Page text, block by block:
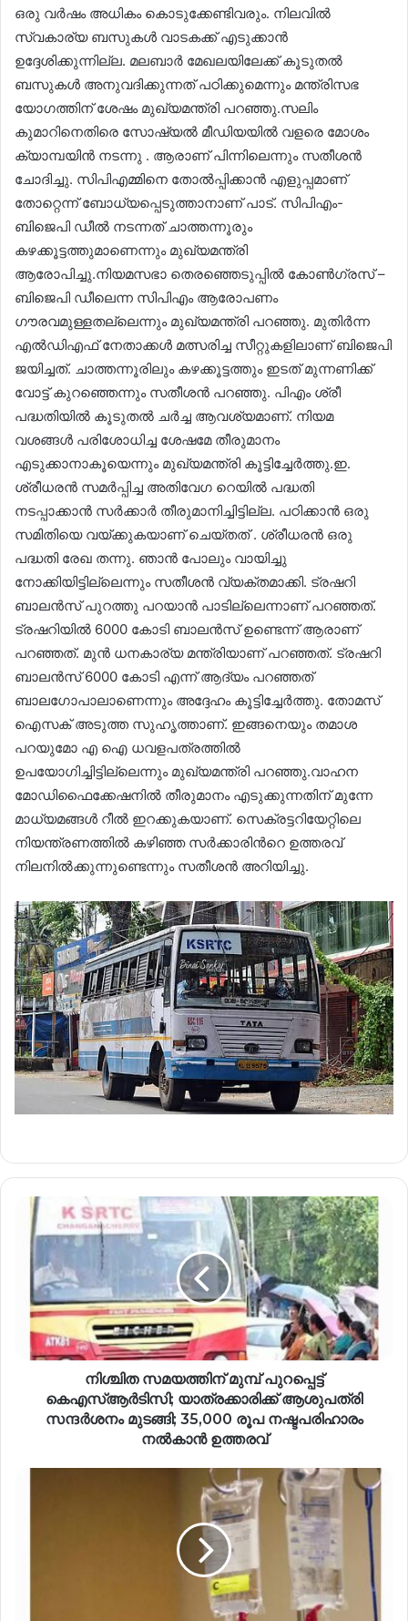
ഒരു വർഷം അധികം കൊടുക്കേണ്ടിവരും. നിലവിൽ
സ്വകാര്യ ബസുകൾ വാടകക്ക് എടുക്കാൻ
ഉദ്ദേശിക്കുന്നില്ല. മലബാർ മേഖലയിലേക്ക് കൂടുതൽ
ബസുകൾ അനുവദിക്കുന്നത് പഠിക്കുമെന്നും മന്ത്രിസഭ
യോഗത്തിന് ശേഷം മുഖ്യമന്ത്രി പറഞ്ഞു.സലിം
കുമാറിനെതിരെ സോഷ്യൽ മീഡിയയിൽ വളരെ മോശം
ക്യാമ്പയിൻ നടന്നു . ആരാണ് പിന്നിലെന്നും സതീശൻ
ചോദിച്ചു. സിപിഎമ്മിനെ തോൽപ്പിക്കാൻ എളുപ്പമാണ്
തോറ്റെന്ന് ബോധ്യപ്പെടുത്താനാണ് പാട്. സിപിഎം-
ബിജെപി ഡീൽ നടന്നത് ചാത്തന്നൂരും
കഴക്കൂട്ടത്തുമാണെന്നും മുഖ്യമന്ത്രി
ആരോപിച്ചു.നിയമസഭാ തെരഞ്ഞെടുപ്പിൽ കോൺഗ്രസ് –
ബിജെപി ഡീലെന്ന സിപിഎം ആരോപണം
ഗൗരവമുള്ളതല്ലെന്നും മുഖ്യമന്ത്രി പറഞ്ഞു. മുതിർന്ന
എൽഡിഎഫ് നേതാക്കൾ മത്സരിച്ച സീറ്റുകളിലാണ് ബിജെപി
ജയിച്ചത്. ചാത്തന്നൂരിലും കഴക്കൂട്ടത്തും ഇടത് മുന്നണിക്ക്
വോട്ട് കുറഞ്ഞെന്നും സതീശൻ പറഞ്ഞു. പിഎം ശ്രീ
പദ്ധതിയിൽ കൂടുതൽ ചർച്ച ആവശ്യമാണ്. നിയമ
വശങ്ങൾ പരിശോധിച്ച ശേഷമേ തീരുമാനം
എടുക്കാനാകൂയെന്നും മുഖ്യമന്ത്രി കൂട്ടിച്ചേര്‍ത്തു.ഇ.
ശ്രീധരൻ സമർപ്പിച്ച അതിവേഗ റെയിൽ പദ്ധതി
നടപ്പാക്കാൻ സർക്കാർ തീരുമാനിച്ചിട്ടില്ല. പഠിക്കാൻ ഒരു
സമിതിയെ വയ്ക്കുകയാണ് ചെയ്തത് . ശ്രീധരൻ ഒരു
പദ്ധതി രേഖ തന്നു. ഞാൻ പോലും വായിച്ചു
നോക്കിയിട്ടില്ലെന്നും സതീശൻ വ്യക്തമാക്കി. ട്രഷറി
ബാലൻസ് പുറത്തു പറയാൻ പാടില്ലെന്നാണ് പറഞ്ഞത്.
ട്രഷറിയിൽ 6000 കോടി ബാലൻസ് ഉണ്ടെന്ന് ആരാണ്
പറഞ്ഞത്. മുൻ ധനകാര്യ മന്ത്രിയാണ് പറഞ്ഞത്. ട്രഷറി
ബാലൻസ് 6000 കോടി എന്ന് ആദ്യം പറഞ്ഞത്
ബാലഗോപാലാണെന്നും അദ്ദേഹം കൂട്ടിച്ചേര്‍ത്തു. തോമസ്
ഐസക് അടുത്ത സുഹൃത്താണ്. ഇങ്ങനെയും തമാശ
പറയുമോ എ ഐ ധവളപത്രത്തിൽ
ഉപയോഗിച്ചിട്ടില്ലെന്നും മുഖ്യമന്ത്രി പറഞ്ഞു.വാഹന
മോഡിഫൈക്കേഷനിൽ തീരുമാനം എടുക്കുന്നതിന് മുന്നേ
മാധ്യമങ്ങൾ റീൽ ഇറക്കുകയാണ്. സെക്രട്ടറിയേറ്റിലെ
നിയന്ത്രണത്തിൽ കഴിഞ്ഞ സർക്കാരിന്‍റെ ഉത്തരവ്
നിലനിൽക്കുന്നുണ്ടെന്നും സതീശൻ അറിയിച്ചു.
നിശ്ചിത സമയത്തിന് മുമ്പ് പുറപ്പെട്ട്
കെഎസ്ആർടിസി; യാത്രക്കാരിക്ക് ആശുപത്രി
സന്ദർശനം മുടങ്ങി; 35,000 രൂപ നഷ്ടപരിഹാരം
നൽകാൻ ഉത്തരവ്